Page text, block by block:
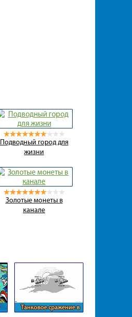
Подводный город для
жизни
Золотые монеты в
канале
Танковое сражение в